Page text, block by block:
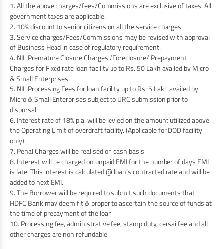
1. All the above charges/fees/Commissions are exclusive of taxes. All
government taxes are applicable.
2. 10% discount to senior citizens on all the service charges
3. Service charges/Fees/Commissions may be revised with approval
of Business Head in case of regulatory requirement.
4. NIL Premature Closure Charges /Foreclosure/ Prepayment
Charges for Fixed rate loan facility up to Rs. 50 Lakh availed by Micro
& Small Enterprises.
5. NIL Processing Fees for loan facility up to Rs. 5 Lakh availed by
Micro & Small Enterprises subject to URC submission prior to
disbursal
6. Interest rate of 18% p.a. will be levied on the amount utilized above
the Operating Limit of overdraft facility. (Applicable for DOD facility
only).
7. Penal Charges will be realised on cash basis
8. Interest will be charged on unpaid EMI for the number of days EMI
is late. This interest is calculated @ loan’s contracted rate and will be
added to next EMI.
9. The Borrower will be required to submit such documents that
HDFC Bank may deem fit & proper to ascertain the source of funds at
the time of prepayment of the loan
10. Processing fee, administrative fee, stamp duty, cersai fee and all
other charges are non refundable